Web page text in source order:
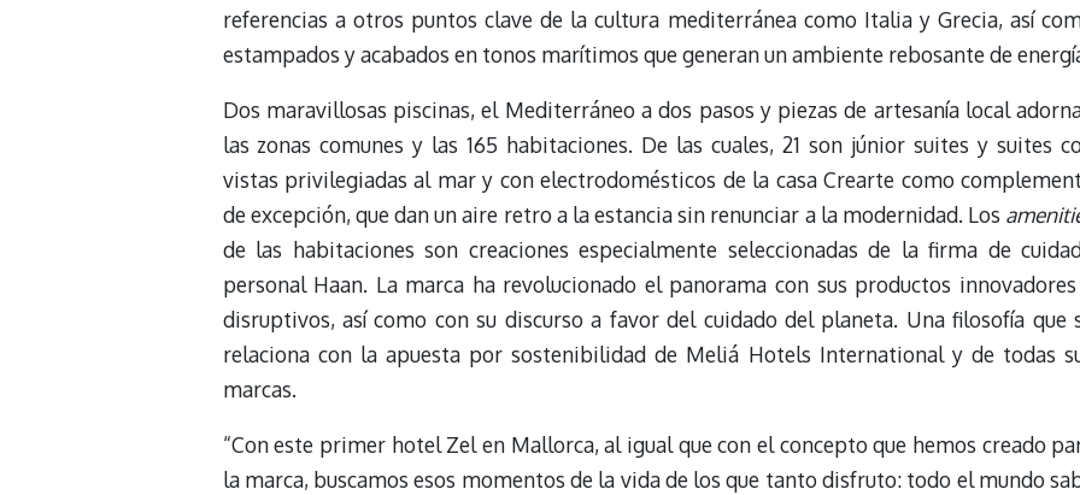
referencias a otros puntos clave de la cultura mediterránea como Italia y Grecia, así
estampados y acabados en tonos marítimos que generan un ambiente rebosante de
Dos maravillosas piscinas, el Mediterráneo a dos pasos y piezas de artesanía local
las zonas comunes y las 165 habitaciones. De las cuales, 21 son júnior suites y suites
vistas privilegiadas al mar y con electrodomésticos de la casa Crearte como
de excepción, que dan un aire retro a la estancia sin renunciar a la modernidad. Los
de las habitaciones son creaciones especialmente seleccionadas de la firma de
personal Haan. La marca ha revolucionado el panorama con sus productos
disruptivos, así como con su discurso a favor del cuidado del planeta. Una filosofía que
relaciona con la apuesta por sostenibilidad de Meliá Hotels International y de todas
marcas.
“Con este primer hotel Zel en Mallorca, al igual que con el concepto que hemos creado
la marca, buscamos esos momentos de la vida de los que tanto disfruto: todo el mundo